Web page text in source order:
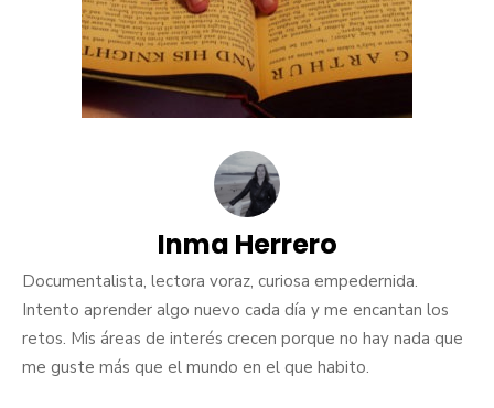
Inma Herrero
Documentalista, lectora voraz, curiosa empedernida.
Intento aprender algo nuevo cada día y me encantan los
retos. Mis áreas de interés crecen porque no hay nada que
me guste más que el mundo en el que habito.